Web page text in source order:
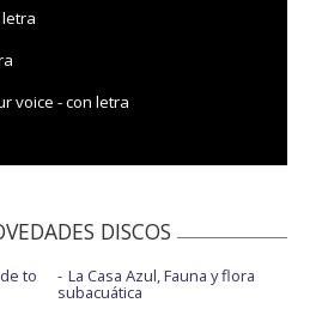
voice - con letra
DISCOS
to La Casa Azul, Fauna y flora
subacuática